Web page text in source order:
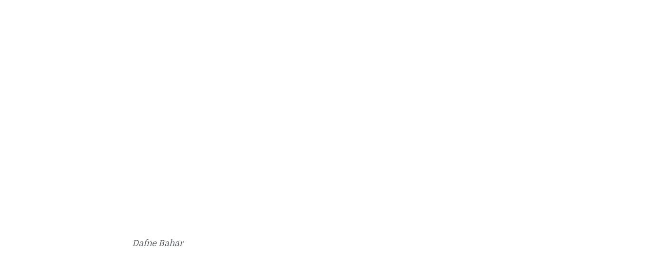
Dafne Bahar